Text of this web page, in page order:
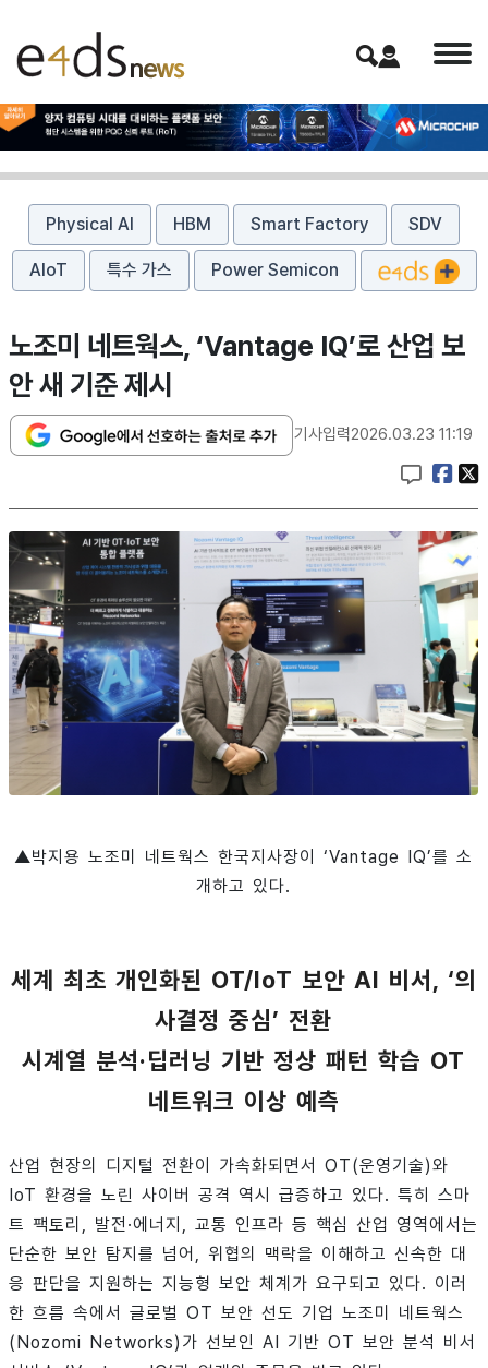
Physical AI HBM Smart Factory SDV
AIoT 특수 가스 Power Semicon
노조미 네트웍스, ‘Vantage IQ’로 산업 보
안 새 기준 제시
기사입력2026.03.23 11:19
▲박지용 노조미 네트웍스 한국지사장이 ‘Vantage IQ’를 소
개하고 있다.
세계 최초 개인화된 OT/IoT 보안 AI 비서, ‘의
사결정 중심’ 전환
시계열 분석·딥러닝 기반 정상 패턴 학습 OT
네트워크 이상 예측
산업 현장의 디지털 전환이 가속화되면서 OT(운영기술)와
IoT 환경을 노린 사이버 공격 역시 급증하고 있다. 특히 스마
트 팩토리, 발전·에너지, 교통 인프라 등 핵심 산업 영역에서는
단순한 보안 탐지를 넘어, 위협의 맥락을 이해하고 신속한 대
응 판단을 지원하는 지능형 보안 체계가 요구되고 있다. 이러
한 흐름 속에서 글로벌 OT 보안 선도 기업 노조미 네트웍스
(Nozomi Networks)가 선보인 AI 기반 OT 보안 분석 비서